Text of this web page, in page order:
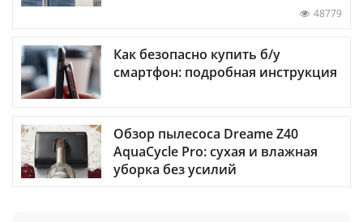
48779
Как безопасно купить б/у
смартфон: подробная инструкция
Обзор пылесоса Dreame Z40
AquaCycle Pro: сухая и влажная
уборка без усилий